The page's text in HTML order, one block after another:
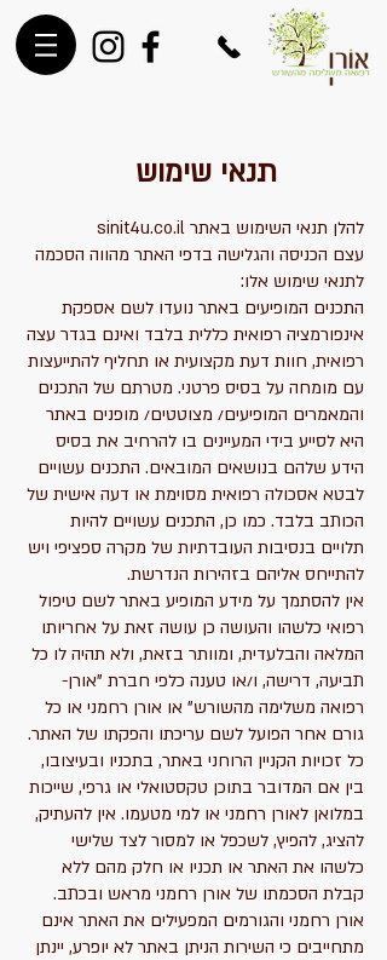
תנאי שימוש
להלן תנאי השימוש באתר sinit4u.co.il
עצם הכניסה והגלישה בדפי האתר מהווה הסכמה
לתנאי שימוש אלו:
התכנים המופיעים באתר נועדו לשם אספקת
אינפורמציה רפואית כללית בלבד ואינם בגדר עצה
רפואית, חוות דעת מקצועית או תחליף להתייעצות
עם מומחה על בסיס פרטני. מטרתם של התכנים
והמאמרים המופיעים/ מצוטטים/ מופנים באתר
היא לסייע בידי המעיינים בו להרחיב את בסיס
הידע שלהם בנושאים המובאים. התכנים עשויים
לבטא אסכולה רפואית מסוימת או דעה אישית של
הכותב בלבד. כמו כן, התכנים עשויים להיות
תלויים בנסיבות העובדתיות של מקרה ספציפי ויש
להתייחס אליהם בזהירות הנדרשת.
אין להסתמך על מידע המופיע באתר לשם טיפול
רפואי כלשהו והעושה כן עושה זאת על אחריותו
המלאה והבלעדית, ומוותר בזאת, ולא תהיה לו כל
תביעה, דרישה, ו/או טענה כלפי חברת "אורן-
רפואה משלימה מהשורש" או אורן רחמני או כל
גורם אחר הפועל לשם עריכתו והפקתו של האתר.
כל זכויות הקניין הרוחני באתר, בתכניו ובעיצובו,
בין אם המדובר בתוכן טקסטואלי או גרפי, שייכות
במלואן לאורן רחמני או למי מטעמו. אין להעתיק,
להציג, להפיץ, לשכפל או למסור לצד שלישי
כלשהו את האתר או תכניו או חלק מהם ללא
קבלת הסכמתו של אורן רחמני מראש ובכתב.
אורן רחמני והגורמים המפעילים את האתר אינם
מתחייבים כי השירות הניתן באתר לא יופרע, יינתן